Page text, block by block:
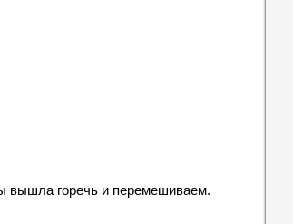
вышла горечь и перемешиваем.